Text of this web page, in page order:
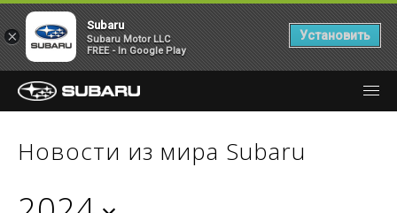
Новости из мира Subaru
×
Subaru
Subaru Motor LLC
FREE - In Google Play
Установить